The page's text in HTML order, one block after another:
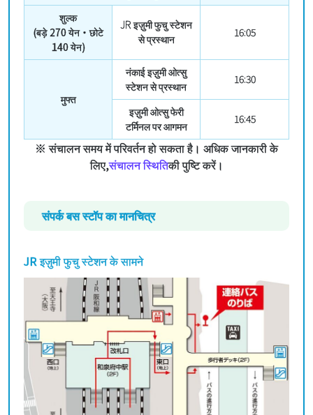
शुल्क
(बड़े 270 येन・छोटे
140 येन)
JR इज़ुमी फुचु स्टेशन
से प्रस्थान
16:05
मुफ्त
नंकाई इज़ुमी ओत्सु
स्टेशन से प्रस्थान
16:30
इज़ुमी ओत्सु फेरी
टर्मिनल पर आगमन
16:45
※ संचालन समय में परिवर्तन हो सकता है। अधिक जानकारी के
लिए,संचालन स्थितिकी पुष्टि करें।
संपर्क बस स्टॉप का मानचित्र
JR इज़ुमी फुचु स्टेशन के सामने